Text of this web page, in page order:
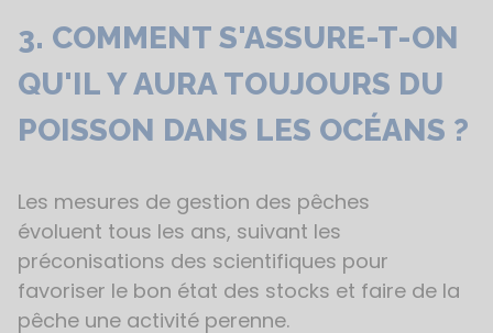
3. COMMENT S'ASSURE-T-ON
QU'IL Y AURA TOUJOURS DU
POISSON DANS LES OCÉANS ?
Les mesures de gestion des pêches
évoluent tous les ans, suivant les
préconisations des scientifiques pour
favoriser le bon état des stocks et faire de la
pêche une activité perenne.